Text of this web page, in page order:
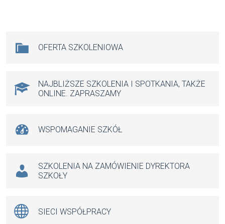
o
k
A
p
g
OFERTA SZKOLENIOWA
NAJBLIŻSZE SZKOLENIA I SPOTKANIA, TAKŻE
ONLINE. ZAPRASZAMY
WSPOMAGANIE SZKÓŁ
SZKOLENIA NA ZAMÓWIENIE DYREKTORA
SZKOŁY
SIECI WSPÓŁPRACY